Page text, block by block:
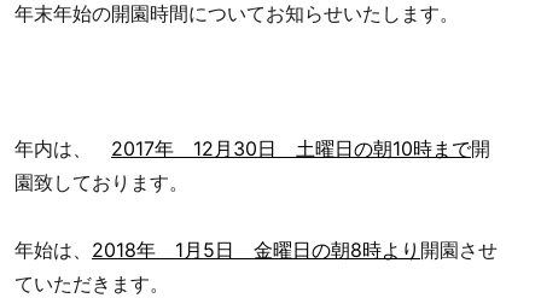
年末年始の開園時間についてお知らせいたします。
年内は、 2017年 12月30日 土曜日の朝10時まで開
園致しております。
年始は、 2018年 1月5日 金曜日の朝8時より 開園させ
ていただきます。